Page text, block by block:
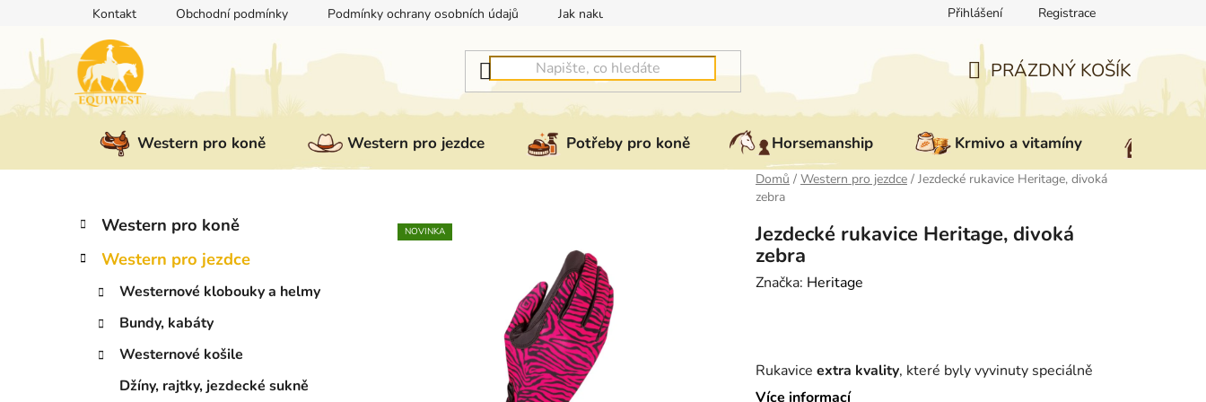
obsah
Kontakt Obchodní podmínky Podmínky ochrany osobních údajů Jak nakupovat Reklamace Doprava a platba
Přihlášení Registrace
NÁKUPNÍ
KOŠÍK
PRÁZDNÝ KOŠÍK
Western pro koně Western pro jezdce Potřeby pro koně Horsemanship Krmivo a vitamíny
Domů / Western pro jezdce / Jezdecké rukavice Heritage, divoká
zebra
P
s
Přeskočit
kategorie
K
a
Western pro koně
Western pro jezdce
Westernové klobouky a helmy
Bundy, kabáty
Westernové košile
Džíny, rajtky, jezdecké sukně
Jezdecké rukavice Heritage, divoká
zebra
Značka: Heritage
Rukavice extra kvality, které byly vyvinuty speciálně
pro jezdce. Tyto rukavice splňují
Více informací
NOVINKA